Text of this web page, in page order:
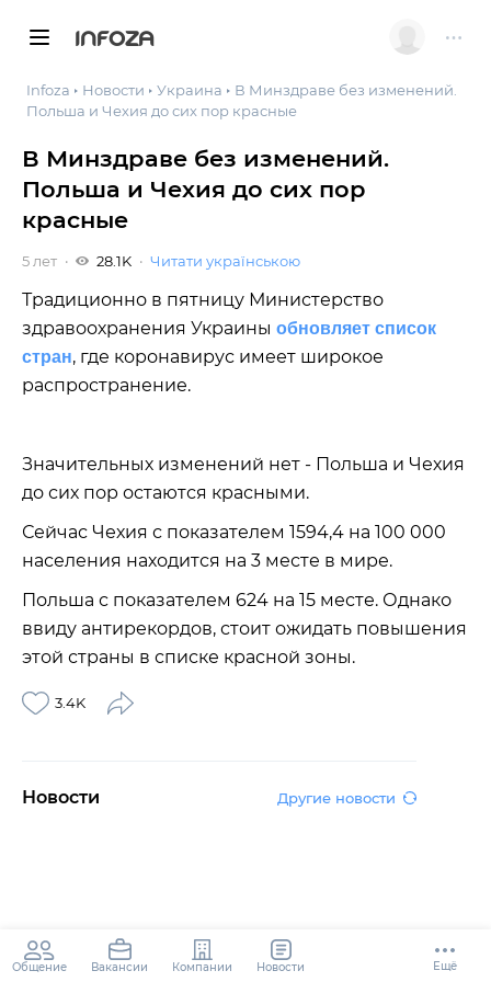
INFOZA
Infoza Новости Украина
В Минздраве без изменений.
Польша и Чехия до сих пор красные
В Минздраве без изменений.
Польша и Чехия до сих пор
красные
5 лет 28.1K Читати українською
Традиционно в пятницу Министерство
здравоохранения Украины обновляет список
стран, где коронавирус имеет широкое
распространение.
Значительных изменений нет - Польша и Чехия
до сих пор остаются красными.
Сейчас Чехия с показателем 1594,4 на 100 000
населения находится на 3 месте в мире.
Польша с показателем 624 на 15 месте. Однако
ввиду антирекордов, стоит ожидать повышения
этой страны в списке красной зоны.
3.4K
Новости Другие новости
Общение Вакансии Компании Новости Ещё